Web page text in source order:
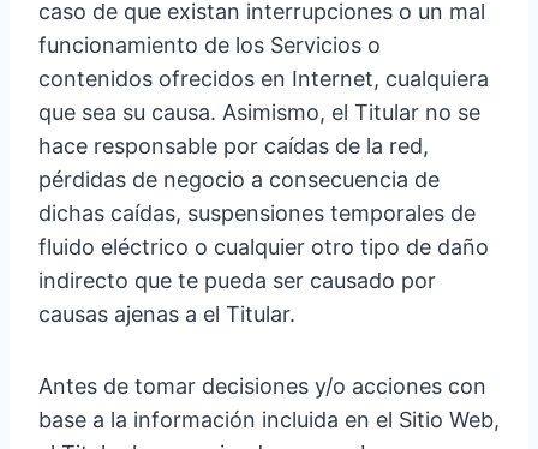
caso de que existan interrupciones o un mal
funcionamiento de los Servicios o
contenidos ofrecidos en Internet, cualquiera
que sea su causa. Asimismo, el Titular no se
hace responsable por caídas de la red,
pérdidas de negocio a consecuencia de
dichas caídas, suspensiones temporales de
fluido eléctrico o cualquier otro tipo de daño
indirecto que te pueda ser causado por
causas ajenas a el Titular.
Antes de tomar decisiones y/o acciones con
base a la información incluida en el Sitio Web,